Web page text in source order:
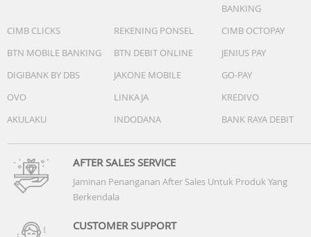
BANKING
CIMB CLICKS
REKENING PONSEL
CIMB OCTOPAY
BTN MOBILE BANKING
BTN DEBIT ONLINE
JENIUS PAY
DIGIBANK BY DBS
JAKONE MOBILE
GO-PAY
OVO
LINKAJA
KREDIVO
AKULAKU
INDODANA BANK RAYA DEBIT
AFTER SALES SERVICE
Jaminan Penanganan After Sales Untuk Produk Yang
Berkendala
CUSTOMER SUPPORT